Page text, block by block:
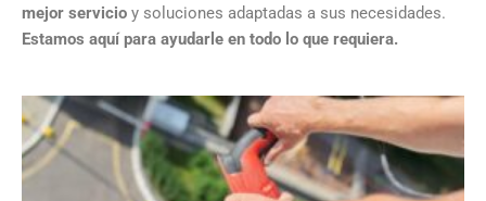
mejor servicio y soluciones adaptadas a sus necesidades.
Estamos aquí para ayudarle en todo lo que requiera.